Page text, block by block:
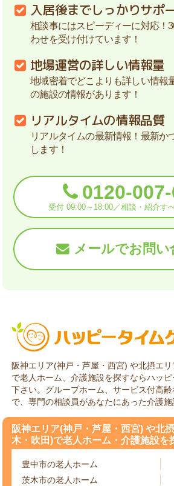
入居後までしっかりサポ
相談事にはスピーディーに対応！
わせを受け付けています！
地場運営の詳しい情報量
地域密着でどこよりも詳しい情報
の施設の情報があります！
リアルタイムの情報品質
リアルタイムの最新情報！最新か
します！
0120-
受付 09:00～18:00／相談・紹介す
メールでお問い
阪神エリア(神戸・芦屋・西宮) や北摂エ
で老人ホーム、介護施設を探すならハッ
下さい。グループホーム、サービス付高
で、専門の相談員があなたにあった介護施
阪神エリア(神戸・芦屋・西宮) や北
木・吹田)で老人ホーム・介護施設を
豊中市の老人ホーム
茨木市の老人ホーム